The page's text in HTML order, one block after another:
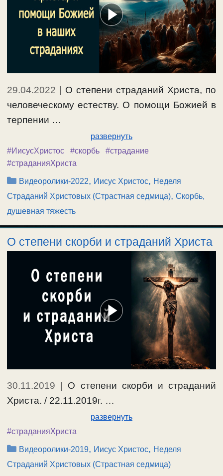
29.04.2022 | О степени страданий Христа, по
человеческому естеству. О помощи Божией в
терпении …
развернуть
#ИисусХристос
#скорбь
#страдание
#страданияХриста
Рубрики
Видеоролики-2022, Иисус Христос, Неделя
Страданий Христовых (Страстная седмица), Скорбь,
душевная тяжесть
О степени скорби и страданий Христа
30.11.2019
О степени скорби и страданий
Христа. / 22.11.2019г. …
развернуть
#страданияХриста
Рубрики
Видеоролики-2019, Иисус Христос, Неделя
Страданий Христовых (Страстная седмица)